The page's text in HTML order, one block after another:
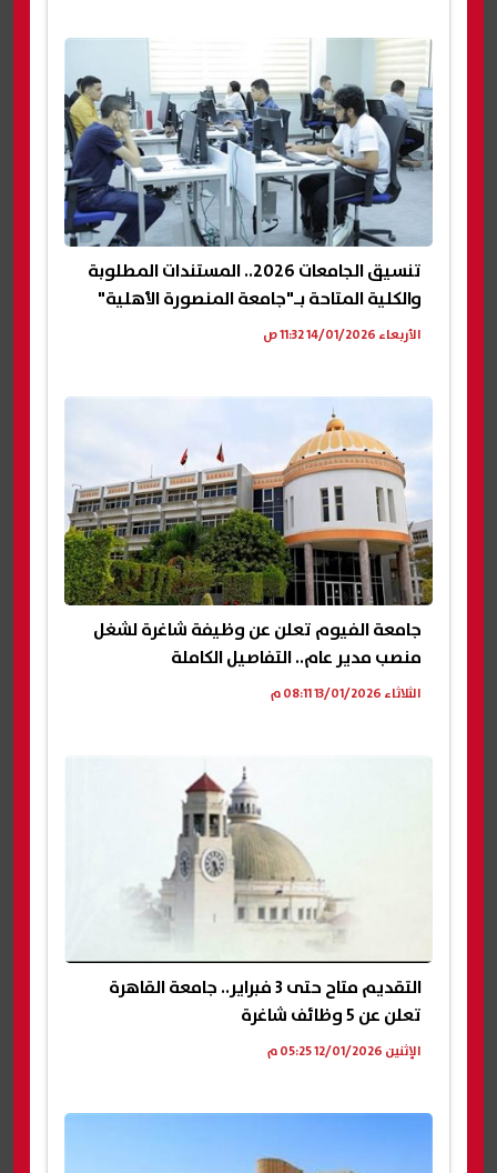
تنسيق الجامعات 2026.. المستندات المطلوبة
والكلية المتاحة بـ"جامعة المنصورة الأهلية"
الأربعاء 14/01/2026 11:32 ص
جامعة الفيوم تعلن عن وظيفة شاغرة لشغل
منصب مدير عام.. التفاصيل الكاملة
الثلاثاء 13/01/2026 08:11 م
التقديم متاح حتى 3 فبراير.. جامعة القاهرة
تعلن عن 5 وظائف شاغرة
الإثنين 12/01/2026 05:25 م